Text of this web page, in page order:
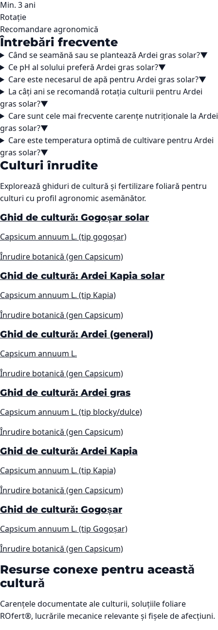
Min. 3 ani
Rotație
Recomandare agronomică
Întrebări frecvente
Când se seamănă sau se plantează Ardei gras solar?▼
Ce pH al solului preferă Ardei gras solar?▼
Care este necesarul de apă pentru Ardei gras solar?▼
La câți ani se recomandă rotația culturii pentru Ardei
gras solar?▼
Care sunt cele mai frecvente carențe nutriționale la Ardei
gras solar?▼
Care este temperatura optimă de cultivare pentru Ardei
gras solar?▼
Culturi înrudite
Explorează ghiduri de cultură și fertilizare foliară pentru
culturi cu profil agronomic asemănător.
Ghid de cultură: Gogoșar solar
Capsicum annuum L. (tip gogoșar)
Înrudire botanică (gen Capsicum)
Ghid de cultură: Ardei Kapia solar
Capsicum annuum L. (tip Kapia)
Înrudire botanică (gen Capsicum)
Ghid de cultură: Ardei (general)
Capsicum annuum L.
Înrudire botanică (gen Capsicum)
Ghid de cultură: Ardei gras
Capsicum annuum L. (tip blocky/dulce)
Înrudire botanică (gen Capsicum)
Ghid de cultură: Ardei Kapia
Capsicum annuum L. (tip Kapia)
Înrudire botanică (gen Capsicum)
Ghid de cultură: Gogoșar
Capsicum annuum L. (tip Gogoșar)
Înrudire botanică (gen Capsicum)
Resurse conexe pentru această
cultură
Carențele documentate ale culturii, soluțiile foliare
ROfert®, lucrările mecanice relevante și fișele de afecțiuni.